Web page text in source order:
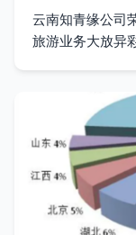
云南知青缘公司
旅游业务大放异